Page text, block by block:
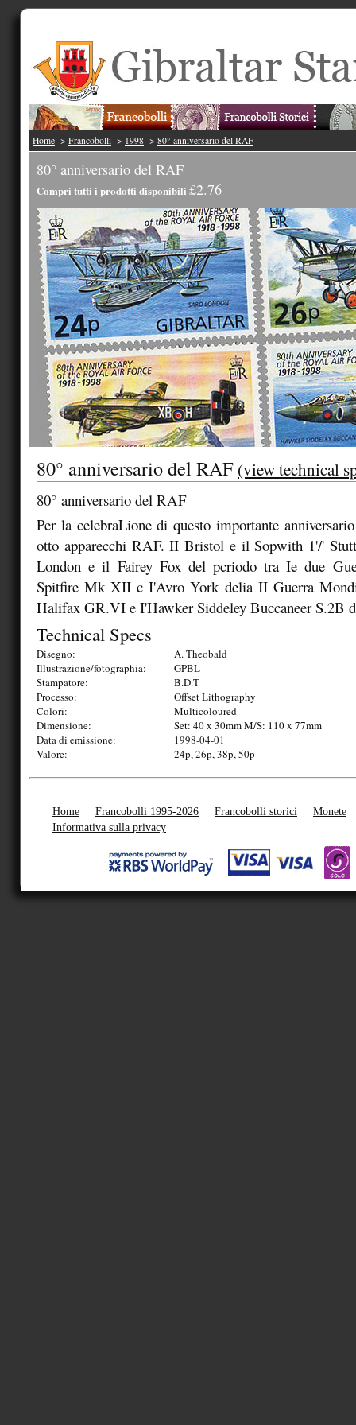
Home -> Francobolli -> 1998 -> 80° anniversario del RAF
80° anniversario del RAF
Compri tutti i prodotti disponibili £2.76
80° anniversario del RAF (view technical
80° anniversario del RAF
Per la celebraLione di questo importante
otto apparecchi RAF. II Bristol e il Sopwith 1'/'
London e il Fairey Fox del pcriodo tra Ie due
Spitfire Mk XII c I'Avro York delia II Guerra
Halifax GR.VI e I'Hawker Siddeley Buccaneer S.2B
Technical Specs
Disegno:
A. Theobald
Illustrazione/fotographia:
GPBL
Stampatore:
B.D.T
Processo:
Offset Lithography
Colori:
Multicoloured
Dimensione:
Set: 40 x 30mm M/S: 110 x 77mm
Data di emissione:
1998-04-01
Valore:
24p, 26p, 38p, 50p
Home Francobolli 1995-2026 Francobolli storici
Monete
Informativa sulla privacy